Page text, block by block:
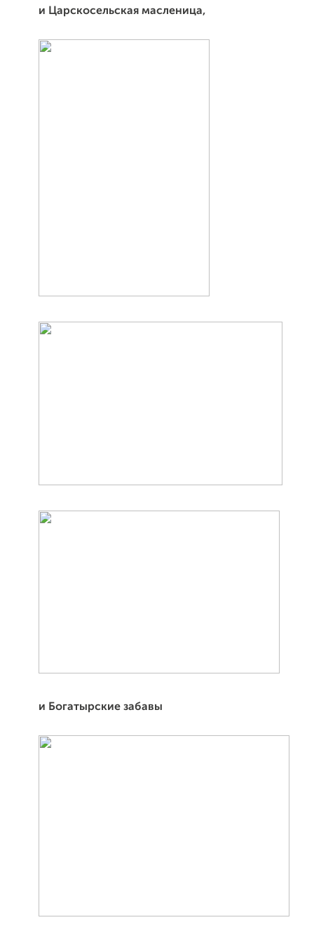
и Царскосельская масленица,
и Богатырские забавы